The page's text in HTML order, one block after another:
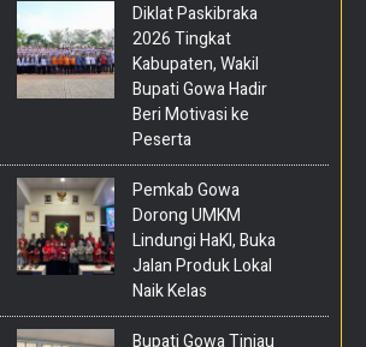
Diklat Paskibraka
2026 Tingkat
Kabupaten, Wakil
Bupati Gowa Hadir
Beri Motivasi ke
Peserta
Pemkab Gowa
Dorong UMKM
Lindungi HaKI, Buka
Jalan Produk Lokal
Naik Kelas
Bupati Gowa Tinjau